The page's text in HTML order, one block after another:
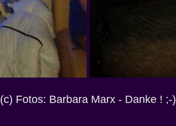
(c) Fotos: Barbara Marx - Danke ! ;-)